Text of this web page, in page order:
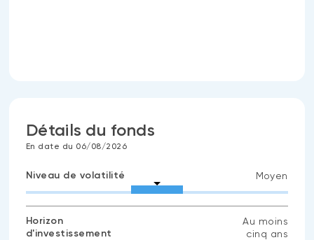
Détails du fonds
En date du 06/08/2026
Niveau de volatilité Moyen
Horizon
d'investissement
Au moins
cinq ans